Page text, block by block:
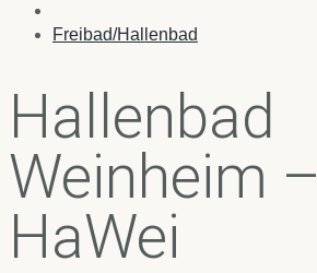
Freibad/Hallenbad
Hallenbad
Weinheim –
HaWei